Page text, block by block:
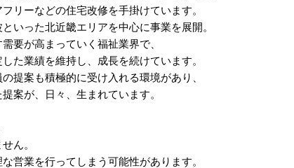
リーなどの住宅改修を手掛けています。
いった北近畿エリアを中心に事業を展開。
要が高まっていく福祉業界で、
た業績を維持し、成長を続けています。
提案も積極的に受け入れる環境があり、
案が、日々、生まれています。
ん。
営業を行ってしまう可能性があります。